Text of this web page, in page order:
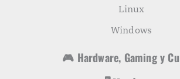
Linux
Windows
🎮 Hardware, Gaming y